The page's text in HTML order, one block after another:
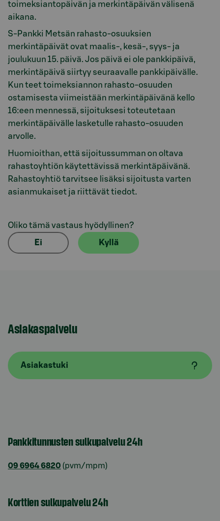
toimeksiantopäivän ja merkintäpäivän välisenä
aikana.
S-Pankki Metsän rahasto-osuuksien
merkintäpäivät ovat maalis-, kesä-, syys- ja
joulukuun 15. päivä. Jos päivä ei ole pankkipäivä,
merkintäpäivä siirtyy seuraavalle pankkipäivälle.
Kun teet toimeksiannon rahasto-osuuden
ostamisesta viimeistään merkintäpäivänä kello
16:een mennessä, sijoituksesi toteutetaan
merkintäpäivälle lasketulle rahasto-osuuden
arvolle.
Huomioithan, että sijoitussumman on oltava
rahastoyhtiön käytettävissä merkintäpäivänä.
Rahastoyhtiö tarvitsee lisäksi sijoitusta varten
asianmukaiset ja riittävät tiedot.
Oliko tämä vastaus hyödyllinen?
Ei Kyllä
Asiakaspalvelu
Asiakastuki
Pankkitunnusten sulkupalvelu 24h
09 6964 6820 (pvm/mpm)
Korttien sulkupalvelu 24h